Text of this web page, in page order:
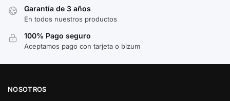
Garantía de 3 años
En todos nuestros productos
100% Pago seguro
Aceptamos pago con tarjeta o bizum
NOSOTROS